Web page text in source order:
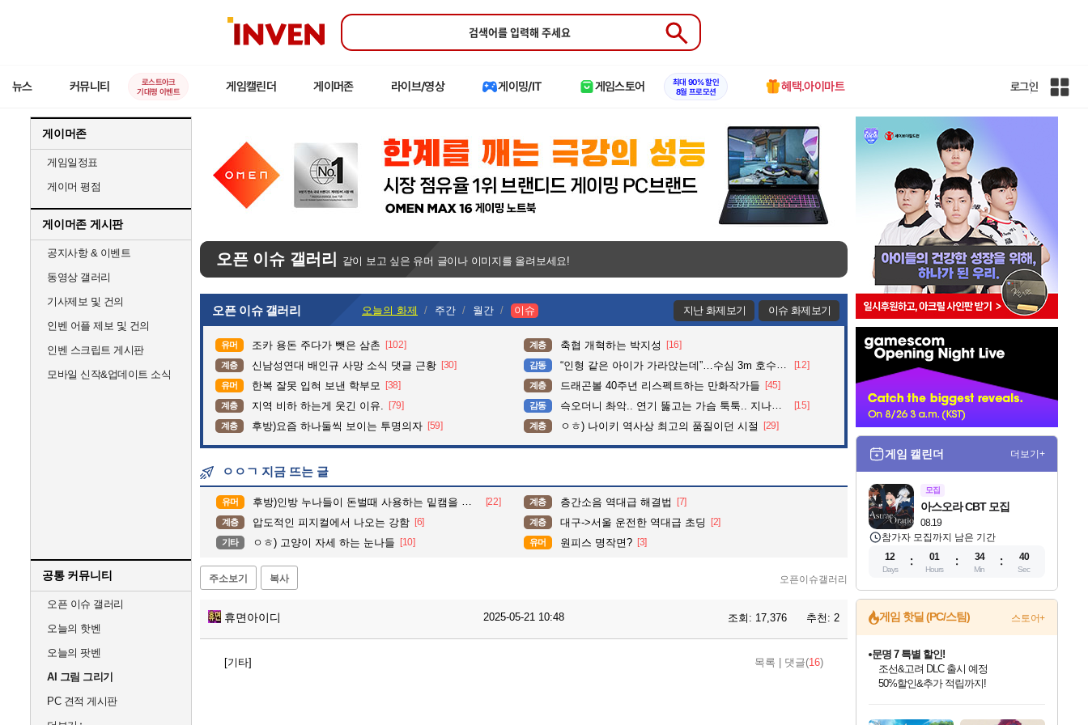
인
Submit
뉴스 커뮤니티
로스트아크
기대평 이벤트
게임캘린더 게이머존 라이브/영상 게이밍/IT 게임스토어
최대 90% 할인
8월 프로모션
혜택.아이마트 로그인
인
게이머존
게임일정표
게이머 평점
게이머존 게시판
공지사항 & 이벤트
동영상 갤러리
기사제보 및 건의
인벤 어플 제보 및 건의
인벤 스크립트 게시판
모바일 신작&업데이트 소식
공통 커뮤니티
오픈 이슈 갤러리
오늘의 핫벤
오늘의 팟벤
AI 그림 그리기
PC 견적 게시판
오픈 이슈 갤러리 같이 보고 싶은 유머 글이나 이미지를 올려보세요!
오픈 이슈 갤러리 오늘의 화제 주간 월간 이슈 지난 화제보기 이슈 화제보기
유머 조카 용돈 주다가 뺏은 삼촌 [102] 계층 축협 개혁하는 박지성 [16]
계층 신남성연대 배인규 사망 소식 댓글 근황 [30] 감동 “인형 같은 아이가 가라앉는데”…수심 3m 호수 뛰어든 60대 의인 [12]
유머 한복 잘못 입혀 보낸 학부모 [38] 계층 드래곤볼 40주년 리스펙트하는 만화작가들 [45]
계층 지역 비하 하는게 웃긴 이유. [79] 감동 슥오더니 촤악.. 연기 뚫고는 가슴 툭툭.. 지나가던 아재의 정체 [15]
계층 후방)요즘 하나둘씩 보이는 투명의자 [59] 계층 ㅇㅎ) 나이키 역사상 최고의 품질이던 시절 [29]
ㅇㅇㄱ 지금 뜨는 글
유머 후방)인방 누나들이 돈벌때 사용하는 밑캠을 알아보자 [22] 계층 층간소음 역대급 해결법 [7]
계층 압도적인 피지컬에서 나오는 강함 [6] 계층 대구->서울 운전한 역대급 초딩 [2]
기타 ㅇㅎ) 고양이 자세 하는 눈나들 [10] 유머 원피스 명작면? [3]
주소보기 복사 오픈이슈갤러리
휴면아이디 2025-05-21 10:48 조회: 17,376 추천: 2
[기타] 목록 댓글(16)
벤
게임 캘린더 더보기+
모집
08.19
아스오라 CBT 모집
참가자 모집까지 남은 기간
12
Days
01
Hours
34
Min
39
Sec
게임 핫딜 (PC/스팀) 스토어+
귀무자: 검의 길 예약 판매 중!
10% 할인과
이니&베니 혜택까지!